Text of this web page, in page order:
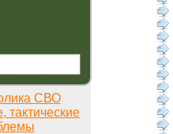
СВО
тактические